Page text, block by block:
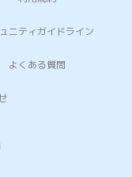
ニティガイドライン
よくある質問